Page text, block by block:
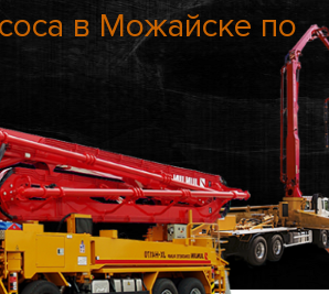
в Можайске по